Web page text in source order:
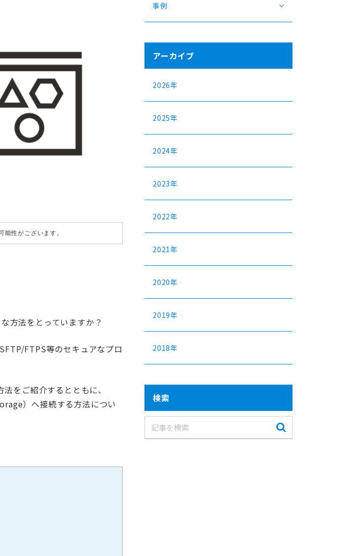
性がございます。
方法をとっていますか？
FTPS等のセキュアなプロ
をご紹介するとともに、
）へ接続する方法につい
事例
アーカイブ
2026年
2025年
2024年
2023年
2022年
2021年
2020年
2019年
2018年
検索